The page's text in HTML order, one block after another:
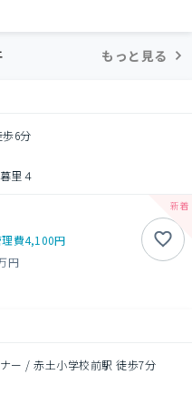
もっと見る
6分
里４
費4,100円
円
ー / 赤土小学校前駅 徒歩7分